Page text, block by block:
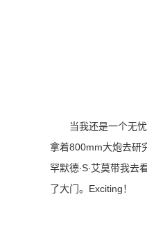
当我还是一个无
拿着800mm大炮去研
罕默德∙S∙艾莫带我
了大门。Exciting！